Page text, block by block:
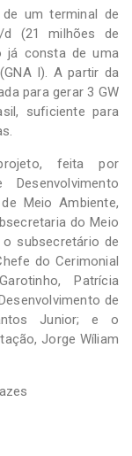
um terminal de
d (21 milhões de
já consta de uma
I). A partir da
para gerar 3 GW
suficiente para
feita por
Meio Ambiente,
do Meio
o subsecretário de
do Cerimonial
Patrícia
de
Junior; e o
Jorge Wíliam